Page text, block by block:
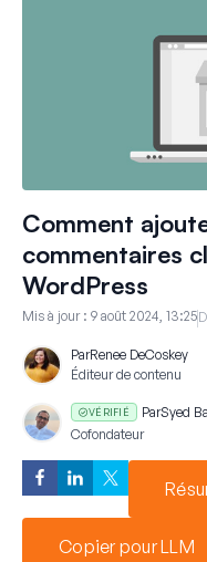
Comment
commentaires
WordPress
Mis à jour : 9 août 2024, 13:25
ParRenee DeCoskey
Éditeur de contenu
VÉRIFIÉ ParSyed
Cofondateur
Copier pour LLM